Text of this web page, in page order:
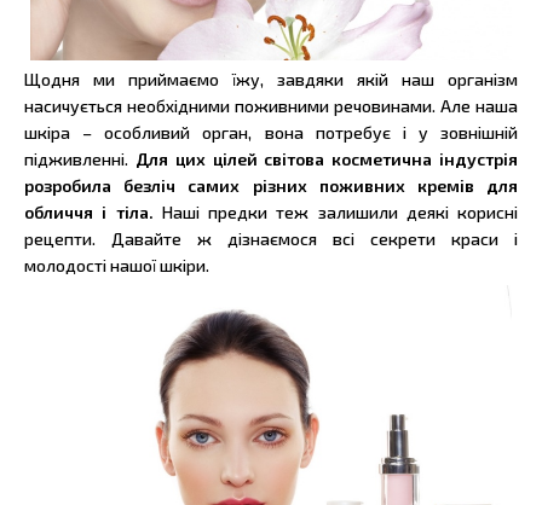
Щодня ми приймаємо їжу, завдяки якій наш організм
насичується необхідними поживними речовинами. Але наша
шкіра – особливий орган, вона потребує і у зовнішній
підживленні. Для цих цілей світова косметична індустрія
розробила безліч самих різних поживних кремів для
обличчя і тіла. Наші предки теж залишили деякі корисні
рецепти. Давайте ж дізнаємося всі секрети краси і
молодості нашої шкіри.